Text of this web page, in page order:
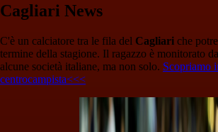
Cagliari News
C'è un calciatore tra le fila del Cagliari che
termine della stagione. Il ragazzo è monitorato
alcune società italiane, ma non solo. Scopriamo
centrocampista<<<